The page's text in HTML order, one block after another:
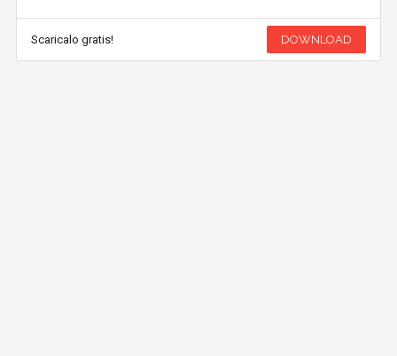
Scaricalo gratis! DOWNLOAD